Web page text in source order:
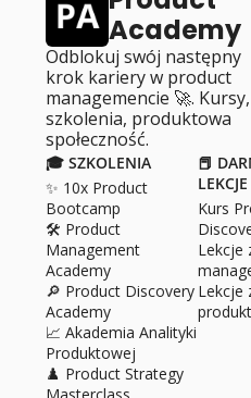
Academy
Odblokuj swój następny
krok kariery w product
managemencie 🚀. Kursy,
szkolenia, produktowa
społeczność.
🎓 SZKOLENIA
✨ 10x Product
Bootcamp
🛠️ Product
Management
Academy
🔎 Product Discovery
Academy
📈 Akademia Analityki
Produktowej
♟️ Product Strategy
📕
LEKCJE
Kurs
Lekcje
Lekcje